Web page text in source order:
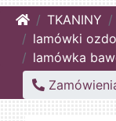
HomeTKANINY
lamówki
lamówka